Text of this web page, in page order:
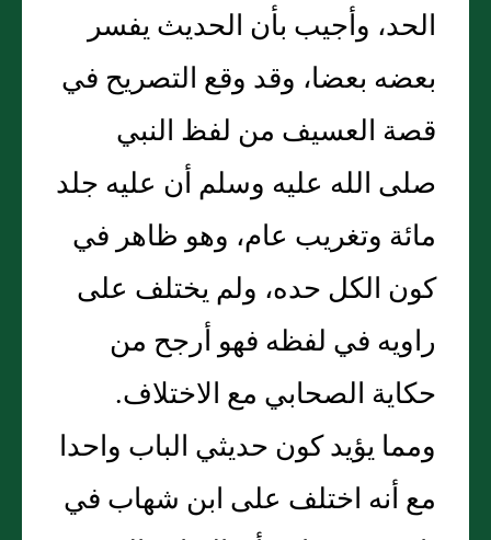
الحد، وأجيب بأن الحديث يفسر
بعضه بعضا، وقد وقع التصريح في
قصة العسيف من لفظ النبي
صلى الله عليه وسلم أن عليه جلد
مائة وتغريب عام، وهو ظاهر في
كون الكل حده، ولم يختلف على
راويه في لفظه فهو أرجح من
حكاية الصحابي مع الاختلاف.
ومما يؤيد كون حديثي الباب واحدا
مع أنه اختلف على ابن شهاب في